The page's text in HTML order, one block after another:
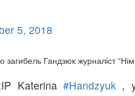
5, 2018
Гандзюк журналіст
Katerina#Handzyuk ,